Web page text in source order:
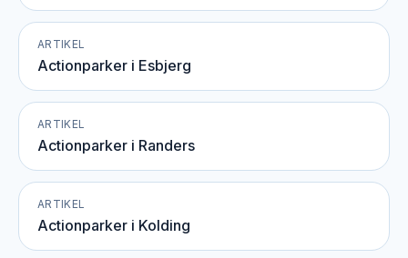
ARTIKEL
Actionparker i Esbjerg
ARTIKEL
Actionparker i Randers
ARTIKEL
Actionparker i Kolding